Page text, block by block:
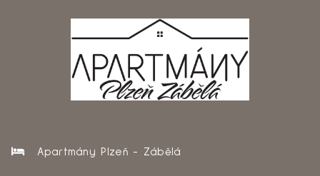
Apartmány Plzeň - Zábělá